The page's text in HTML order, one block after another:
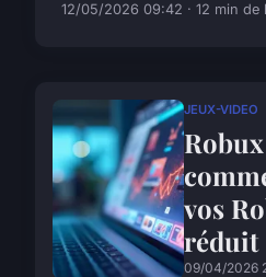
12/05/2026 09:42 · 12 min de
JEUX-VIDEO
vos
réduit
09/04/2026